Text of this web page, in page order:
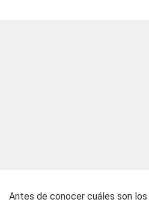
Antes de conocer cuáles son los